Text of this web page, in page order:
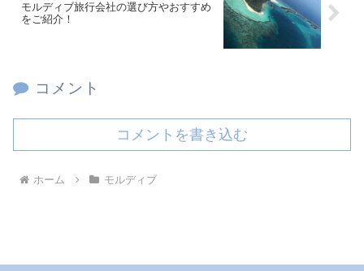
モルディブ旅行会社の選び方やおすすめ
をご紹介！
コメント
コメントを書き込む
ホーム モルディブ